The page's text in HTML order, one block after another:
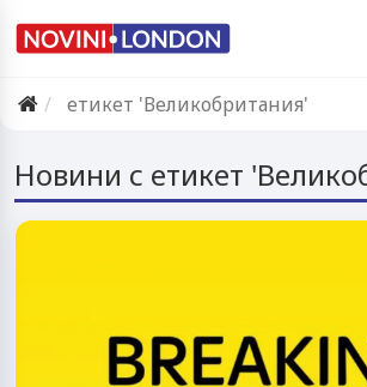
етикет 'Великобритания'
Новини с етикет